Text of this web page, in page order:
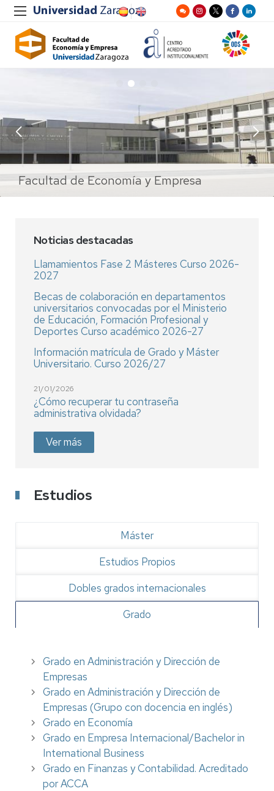
Facultad de Economía y Empresa
Facultad de Economía y Empresa
Salón de Actos
Salón de Actos
Noticias destacadas
Llamamientos Fase 2 Másteres Curso 2026-
2027
Becas de colaboración en departamentos
universitarios convocadas por el Ministerio
de Educación, Formación Profesional y
Deportes Curso académico 2026-27
Información matrícula de Grado y Máster
Universitario. Curso 2026/27
21/01/2026
¿Cómo recuperar tu contraseña
administrativa olvidada?
Ver más
Estudios
Grado
Máster
Estudios Propios
Dobles grados internacionales
Grado en Administración y Dirección de
Empresas
Grado en Administración y Dirección de
Empresas (Grupo con docencia en inglés)
Grado en Economía
Grado en Empresa Internacional/Bachelor in
International Business
Grado en Finanzas y Contabilidad. Acreditado
por ACCA